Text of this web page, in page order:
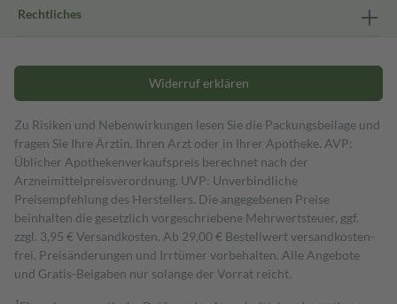
Rechtliches
Widerruf erklären
Zu Risiken und Nebenwirkungen lesen Sie die Packungsbeilage und
fragen Sie Ihre Ärztin, Ihren Arzt oder in Ihrer Apotheke. AVP:
Üblicher Apothekenverkaufspreis berechnet nach der
Arzneimittelpreisverordnung. UVP: Unverbindliche
Preisempfehlung des Herstellers. Die angegebenen Preise
beinhalten die gesetzlich vorgeschriebene Mehrwertsteuer, ggf.
zzgl. 3,95 € Versandkosten. Ab 29,00 € Bestell­wert versand­kosten­
frei. Preisänderungen und Irrtümer vorbehalten. Alle Angebote
und Gratis-Beigaben nur solange der Vorrat reicht.